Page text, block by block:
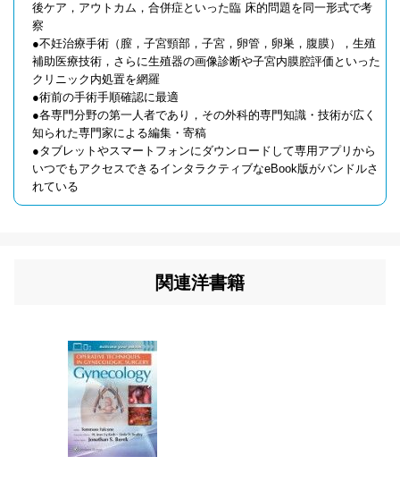
後ケア，アウトカム，合併症といった臨 床的問題を同一形式で考
察
●不妊治療手術（膣，子宮頸部，子宮，卵管，卵巣，腹膜），生殖
補助医療技術，さらに生殖器の画像診断や子宮内膜腔評価といった
クリニック内処置を網羅
●術前の手術手順確認に最適
●各専門分野の第一人者であり，その外科的専門知識・技術が広く
知られた専門家による編集・寄稿
●タブレットやスマートフォンにダウンロードして専用アプリから
いつでもアクセスできるインタラクティブなeBook版がバンドルさ
れている
関連洋書籍